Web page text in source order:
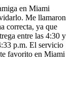
en Miami
Me llamaron
correcta, ya que
entre las 4:30 y
p.m. El servicio
favorito en Miami